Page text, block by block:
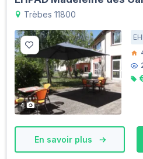
Trèbes 11800
4
En savoir plus